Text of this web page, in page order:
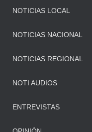
NOTICIAS LOCAL
NOTICIAS NACIONAL
NOTICIAS REGIONAL
NOTI AUDIOS
ENTREVISTAS